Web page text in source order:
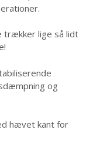
trækker lige så lidt
og
hævet kant for